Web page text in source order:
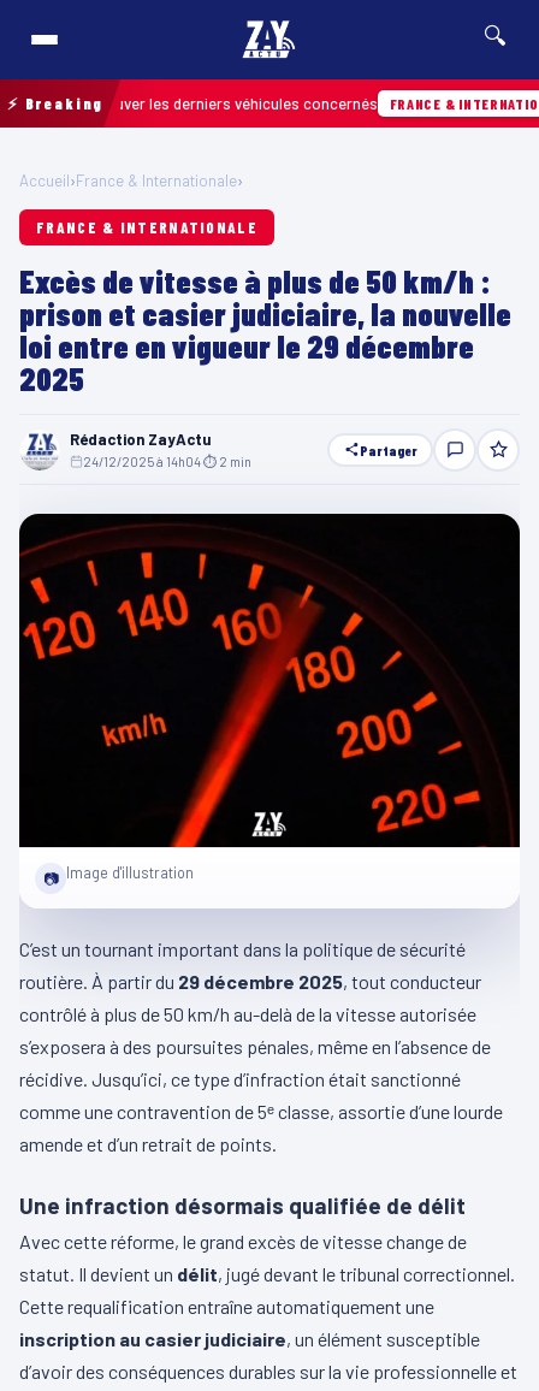
🔍
⚡ Breaking
retrouver les derniers véhicules concernés FRANCE & INTERNATIONALE
Accueil›France & Internationale›
FRANCE & INTERNATIONALE
Excès de vitesse à plus de 50 km/h :
prison et casier judiciaire, la nouvelle
loi entre en vigueur le 29 décembre
2025
Rédaction ZayActu
24/12/2025 à 14h04⏱ 2 min
Partager
📷 Image d'illustration
C’est un tournant important dans la politique de sécurité
routière. À partir du 29 décembre 2025, tout conducteur
contrôlé à plus de 50 km/h au-delà de la vitesse autorisée
s’exposera à des poursuites pénales, même en l’absence de
récidive. Jusqu’ici, ce type d’infraction était sanctionné
comme une contravention de 5ᵉ classe, assortie d’une lourde
amende et d’un retrait de points.
Une infraction désormais qualifiée de délit
Avec cette réforme, le grand excès de vitesse change de
statut. Il devient un délit, jugé devant le tribunal correctionnel.
Cette requalification entraîne automatiquement une
inscription au casier judiciaire, un élément susceptible
d’avoir des conséquences durables sur la vie professionnelle et